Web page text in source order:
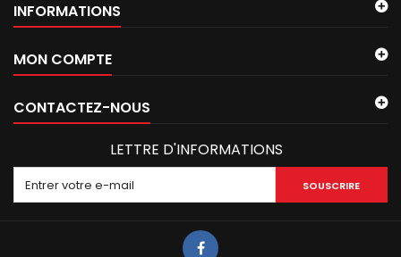
INFORMATIONS
MON COMPTE
CONTACTEZ-NOUS
LETTRE D'INFORMATIONS
SOUSCRIRE